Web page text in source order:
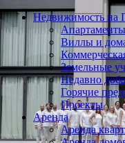
Недвижимость на
Виллы и
Земельные
Недавно
Горячие
Проекты
Аренда
Аренда